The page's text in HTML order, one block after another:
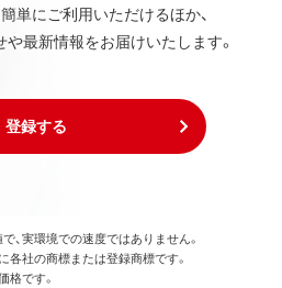
単にご利用いただけるほか、
最新情報をお届けいたします。
登録する
実環境での速度ではありません。
社の商標または登録商標です。
格です。